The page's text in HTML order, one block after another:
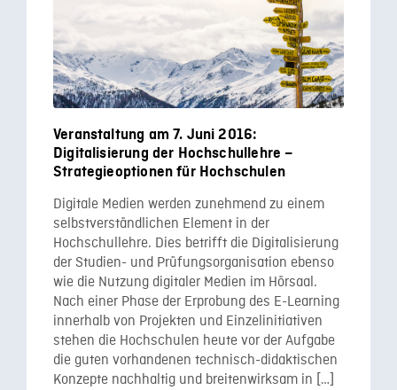
Veranstaltung am 7. Juni 2016:
Digitalisierung der Hochschullehre –
Strategieoptionen für Hochschulen
Digitale Medien werden zunehmend zu einem
selbstverständlichen Element in der
Hochschullehre. Dies betrifft die Digitalisierung
der Studien- und Prüfungsorganisation ebenso
wie die Nutzung digitaler Medien im Hörsaal.
Nach einer Phase der Erprobung des E-Learning
innerhalb von Projekten und Einzelinitiativen
stehen die Hochschulen heute vor der Aufgabe
die guten vorhandenen technisch-didaktischen
Konzepte nachhaltig und breitenwirksam in […]